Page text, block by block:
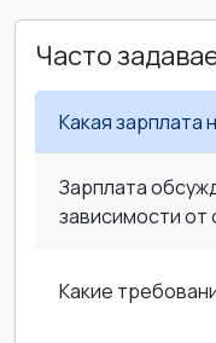
Часто
Какая зарплата
Зарплата
зависимости от
Какие